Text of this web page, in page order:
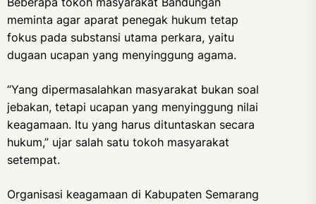
meminta agar aparat penegak hukum tetap
fokus pada substansi utama perkara, yaitu
dugaan ucapan yang menyinggung agama.
“Yang dipermasalahkan masyarakat bukan soal
jebakan, tetapi ucapan yang menyinggung nilai
keagamaan. Itu yang harus dituntaskan secara
hukum,” ujar salah satu tokoh masyarakat
setempat.
Organisasi keagamaan di Kabupaten Semarang